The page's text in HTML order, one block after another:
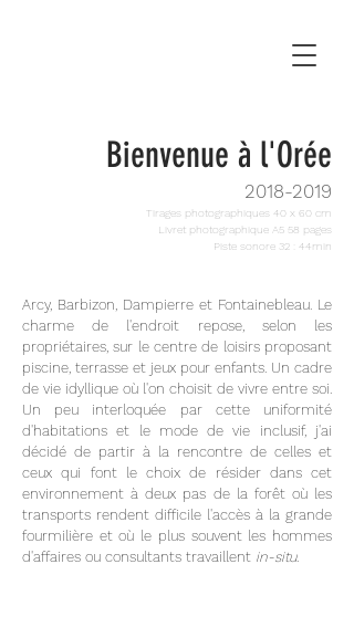
Bienvenue à l'Orée
2018-2019
Tirages photographiques 40 x 60 cm
Livret photographique A5 58 pages
Piste sonore 32 : 44min
Arcy, Barbizon, Dampierre et Fontainebleau. Le
charme de l'endroit repose, selon les
propriétaires, sur le centre de loisirs proposant
piscine, terrasse et jeux pour enfants. Un cadre
de vie idyllique où l'on choisit de vivre entre soi.
Un peu interloquée par cette uniformité
d'habitations et le mode de vie inclusif, j'ai
décidé de partir à la rencontre de celles et
ceux qui font le choix de résider dans cet
environnement à deux pas de la forêt où les
transports rendent difficile l'accès à la grande
fourmilière et où le plus souvent les hommes
d'affaires ou consultants travaillent in-situ.